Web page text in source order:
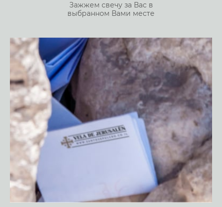
Зажжем свечу за Вас в
выбранном Вами месте